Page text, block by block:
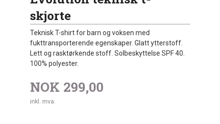
skjorte
Teknisk T-shirt for barn og voksen med
fukttransporterende egenskaper. Glatt ytterstoff.
Lett og rasktørkende stoff. Solbeskyttelse SPF 40.
100% polyester.
NOK 299,00
inkl. mva.